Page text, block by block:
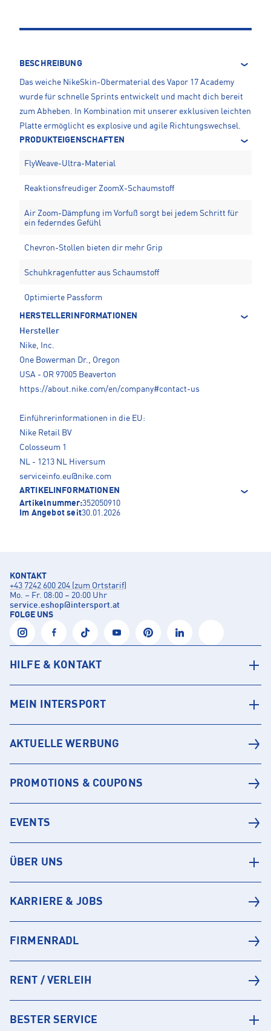
BESCHREIBUNG
Das weiche NikeSkin-Obermaterial des Vapor 17 Academy
wurde für schnelle Sprints entwickelt und macht dich bereit
zum Abheben. In Kombination mit unserer exklusiven leichten
Platte ermöglicht es explosive und agile Richtungswechsel.
PRODUKTEIGENSCHAFTEN
FlyWeave-Ultra-Material
Reaktionsfreudiger ZoomX-Schaumstoff
Air Zoom-Dämpfung im Vorfuß sorgt bei jedem Schritt für
ein federndes Gefühl
Chevron-Stollen bieten dir mehr Grip
Schuhkragenfutter aus Schaumstoff
Optimierte Passform
HERSTELLERINFORMATIONEN
Hersteller
Nike, Inc.
One Bowerman Dr., Oregon
USA - OR 97005 Beaverton
https://about.nike.com/en/company#contact-us
Einführerinformationen in die EU:
Nike Retail BV
Colosseum 1
NL - 1213 NL Hiversum
serviceinfo.eu@nike.com
ARTIKELINFORMATIONEN
Artikelnummer:352050910
Im Angebot seit30.01.2026
KONTAKT
+43 7242 600 204 (zum Ortstarif)
Mo. – Fr. 08:00 – 20:00 Uhr
service.eshop@intersport.at
FOLGE UNS
HILFE & KONTAKT
MEIN INTERSPORT
AKTUELLE WERBUNG
PROMOTIONS & COUPONS
EVENTS
ÜBER UNS
KARRIERE & JOBS
FIRMENRADL
RENT / VERLEIH
BESTER SERVICE